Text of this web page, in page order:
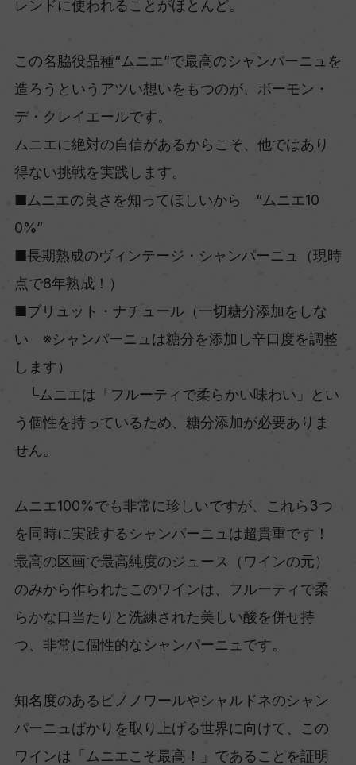
レンドに使われることがほとんど。
この名脇役品種“ムニエ”で最高のシャンパーニュを
造ろうというアツい想いをもつのが、ボーモン・
デ・クレイエールです。
ムニエに絶対の自信があるからこそ、他ではあり
得ない挑戦を実践します。
■ムニエの良さを知ってほしいから “ムニエ10
0%”
■長期熟成のヴィンテージ・シャンパーニュ（現時
点で8年熟成！）
■ブリュット・ナチュール（一切糖分添加をしな
い ※シャンパーニュは糖分を添加し辛口度を調整
します）
└ムニエは「フルーティで柔らかい味わい」とい
う個性を持っているため、糖分添加が必要ありま
せん。
ムニエ100%でも非常に珍しいですが、これら3つ
を同時に実践するシャンパーニュは超貴重です！
最高の区画で最高純度のジュース（ワインの元）
のみから作られたこのワインは、フルーティで柔
らかな口当たりと洗練された美しい酸を併せ持
つ、非常に個性的なシャンパーニュです。
知名度のあるピノノワールやシャルドネのシャン
パーニュばかりを取り上げる世界に向けて、この
ワインは「ムニエこそ最高！」であることを証明